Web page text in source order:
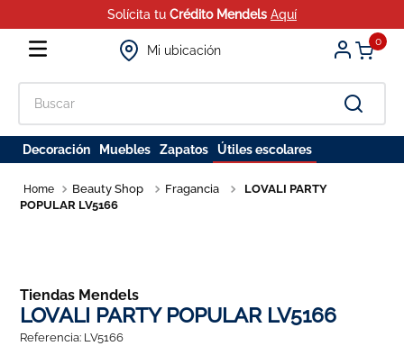
Solícita tu Crédito Mendels Aquí
Mi ubicación
0
Decoración Muebles Zapatos Útiles escolares
Beauty Shop Fragancia
LOVALI PARTY
POPULAR LV5166
Tiendas Mendels
LOVALI PARTY POPULAR LV5166
Referencia: LV5166